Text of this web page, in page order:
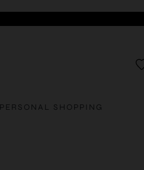
PERSONAL SHOPPING